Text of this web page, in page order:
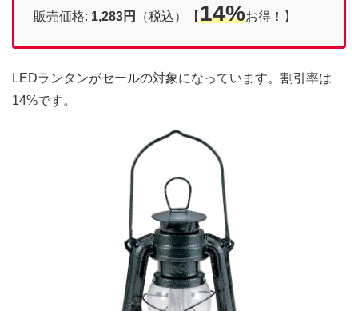
販売価格: 1,283円 （税込）【14%お得！】
LEDランタンがセールの対象になっています。割引率は
14%です。